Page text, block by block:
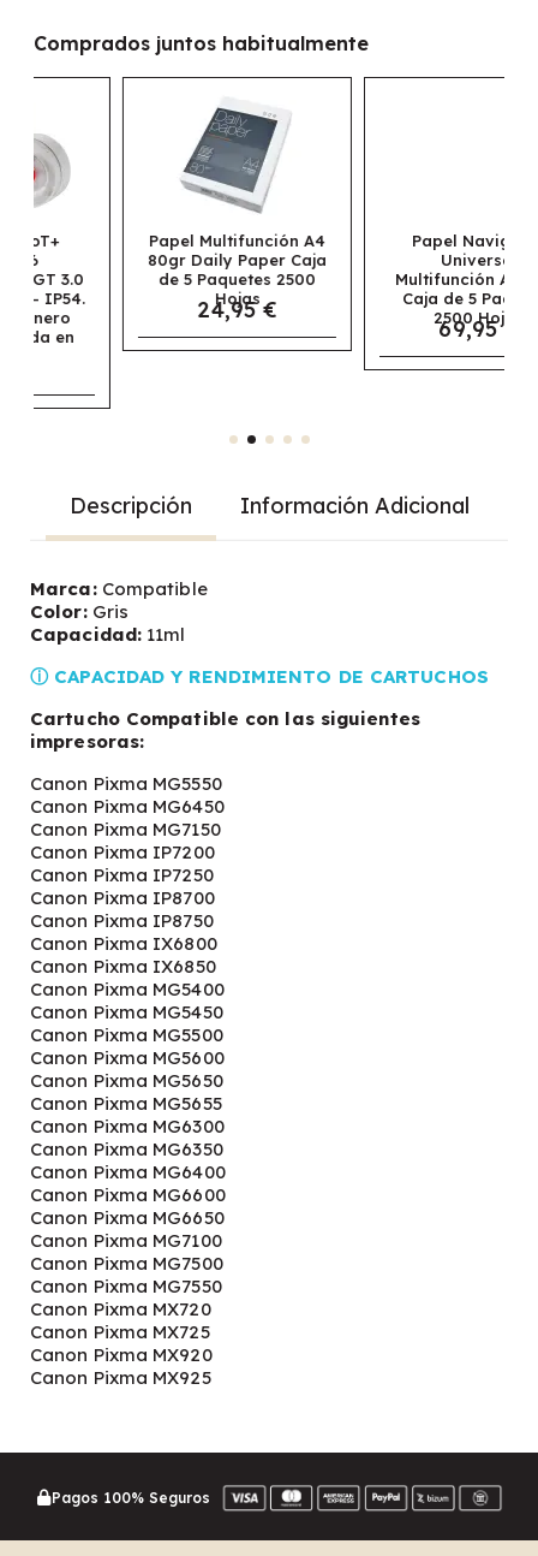
Comprados juntos habitualmente
Papel Multifunción A4
80gr Daily Paper Caja
de 5 Paquetes 2500
Papel Navigator
Multifunción A3 80gr
Caja de 5 Paquetes
2500 Hojas
Descripción Información Adicional
Marca:Compatible
Color:Gris
Capacidad: 11ml
ⓘ CAPACIDAD Y RENDIMIENTO DE CARTUCHOS
Cartucho Compatible con las siguientes
impresoras:
Canon Pixma MG5550
Canon Pixma MG6450
Canon Pixma MG7150
Canon Pixma IP7200
Canon Pixma IP7250
Canon Pixma IP8700
Canon Pixma IP8750
Canon Pixma IX6800
Canon Pixma IX6850
Canon Pixma MG5400
Canon Pixma MG5450
Canon Pixma MG5500
Canon Pixma MG5600
Canon Pixma MG5650
Canon Pixma MG5655
Canon Pixma MG6300
Canon Pixma MG6350
Canon Pixma MG6400
Canon Pixma MG6600
Canon Pixma MG6650
Canon Pixma MG7100
Canon Pixma MG7500
Canon Pixma MG7550
Canon Pixma MX720
Canon Pixma MX725
Canon Pixma MX920
Canon Pixma MX925
Pagos 100% Seguros